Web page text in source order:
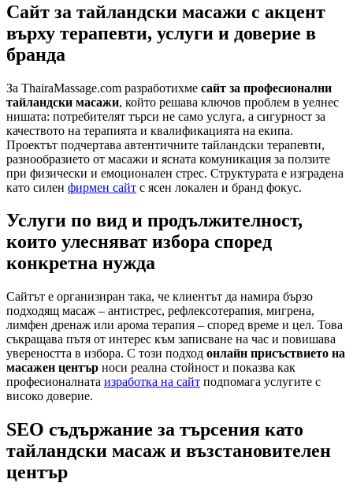
Сайт за тайландски масажи с акцент
върху терапевти, услуги и доверие в
бранда
За ThairaMassage.com разработихме сайт за професионални
тайландски масажи, който решава ключов проблем в уелнес
нишата: потребителят търси не само услуга, а сигурност за
качеството на терапията и квалификацията на екипа.
Проектът подчертава автентичните тайландски терапевти,
разнообразието от масажи и ясната комуникация за ползите
при физически и емоционален стрес. Структурата е изградена
като силен фирмен сайт с ясен локален и бранд фокус.
Услуги по вид и продължителност,
които улесняват избора според
конкретна нужда
Сайтът е организиран така, че клиентът да намира бързо
подходящ масаж – антистрес, рефлексотерапия, мигрена,
лимфен дренаж или арома терапия – според време и цел. Това
съкращава пътя от интерес към записване на час и повишава
увереността в избора. С този подход онлайн присъствието на
масажен център носи реална стойност и показва как
професионалната изработка на сайт подпомага услугите с
високо доверие.
SEO съдържание за търсения като
тайландски масаж и възстановителен
център